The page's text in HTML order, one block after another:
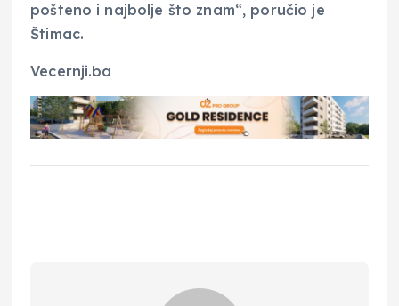
pošteno i najbolje što znam“, poručio je
Štimac.
Vecernji.ba